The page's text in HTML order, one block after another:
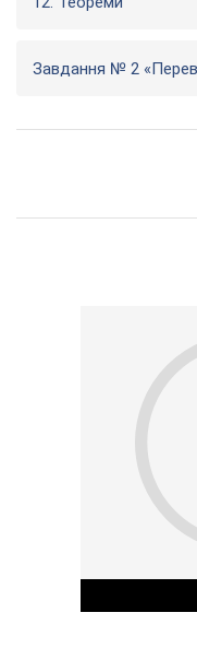
Завдання № 2